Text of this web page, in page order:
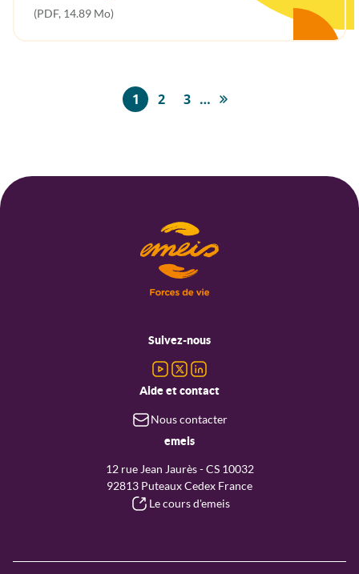
(PDF, 14.89 Mo)
Pagination
Page
1 Page
2 Page
3 …
Dernière
Suivez-nous
Aide et contact
Nous contacter
emeis
12 rue Jean Jaurès - CS 10032
92813 Puteaux Cedex France
Le cours d'emeis